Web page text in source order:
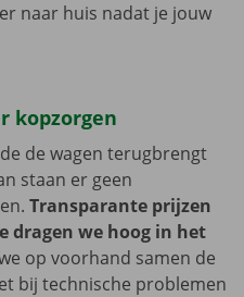
naar huis nadat je jouw
kopzorgen
de wagen terugbrengt
staan er geen
Transparante prijzen
dragen we hoog in het
op voorhand samen de
bij technische problemen